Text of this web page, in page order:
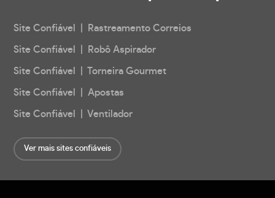
Site Confiável | Rastreamento Correios
Site Confiável | Robô Aspirador
Site Confiável | Torneira Gourmet
Site Confiável | Apostas
Site Confiável | Ventilador
Ver mais sites confiáveis